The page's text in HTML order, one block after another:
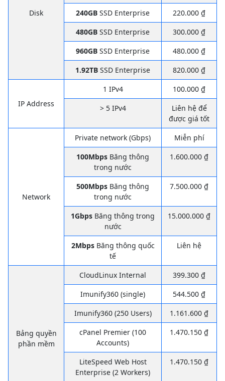
Disk
240GB SSD Enterprise
220.000 ₫
480GB SSD Enterprise
300.000 ₫
960GB SSD Enterprise
480.000 ₫
1.92TB SSD Enterprise 820.000 ₫
IP Address
1 IPv4
100.000 ₫
> 5 IPv4
Liên hệ để
được giá tốt
Network
Private network (Gbps)
Miễn phí
100Mbps Băng thông
trong nước
1.600.000 ₫
500Mbps Băng thông
trong nước
7.500.000 ₫
1Gbps Băng thông trong
nước
15.000.000 ₫
2MbpsBăng thông quốc
tế
Liên hệ
Bảng quyền
phần mềm
CloudLinux Internal
399.300 ₫
Imunify360 (single)
544.500 ₫
Imunify360 (250 Users)
1.161.600 ₫
cPanel Premier (100
Accounts)
1.470.150 ₫
LiteSpeed Web Host
Enterprise (2 Workers)
1.470.150 ₫